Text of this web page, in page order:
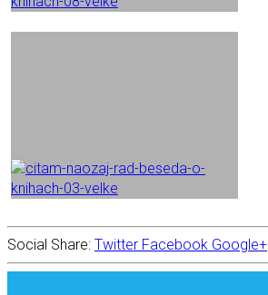
Social Share: Twitter Facebook Google+